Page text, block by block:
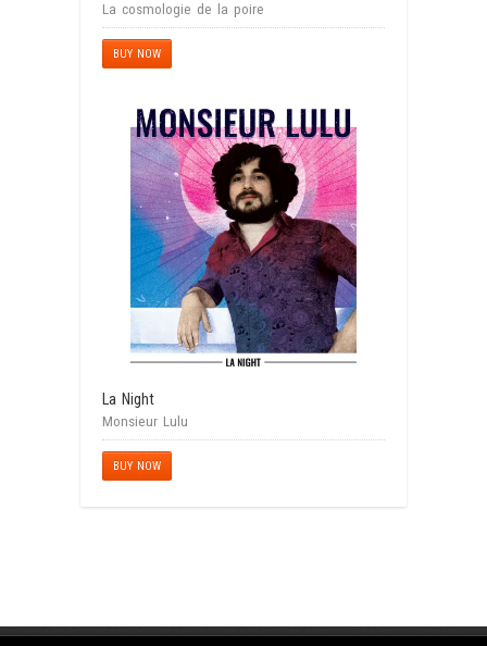
La cosmologie de la poire
BUY NOW
La Night
Monsieur Lulu
BUY NOW